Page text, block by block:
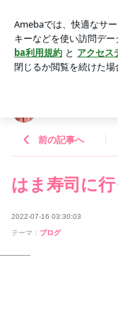
by Amebaアプリをダウンロー
ょう。
前の記事へ
はま寿司に
2022-07-16 03:30:03
テーマ： ブログ